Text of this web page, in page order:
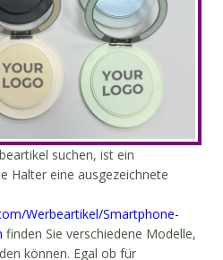
suchen, ist ein
Halter eine ausgezeichnete
Werbeartikel/Smartphone-
finden Sie verschiedene Modelle,
können. Egal ob für